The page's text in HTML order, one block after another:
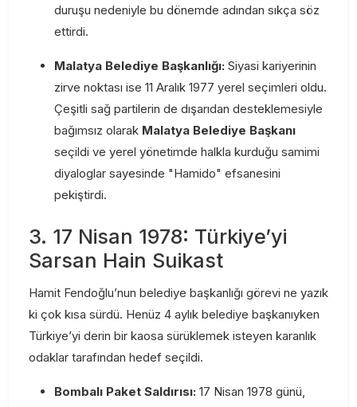
duruşu nedeniyle bu dönemde adından sıkça söz
ettirdi.
Malatya Belediye Başkanlığı: Siyasi kariyerinin
zirve noktası ise 11 Aralık 1977 yerel seçimleri oldu.
Çeşitli sağ partilerin de dışarıdan desteklemesiyle
bağımsız olarak Malatya Belediye Başkanı
seçildi ve yerel yönetimde halkla kurduğu samimi
diyaloglar sayesinde "Hamido" efsanesini
pekiştirdi.
3. 17 Nisan 1978: Türkiye’yi
Sarsan Hain Suikast
Hamit Fendoğlu’nun belediye başkanlığı görevi ne yazık
ki çok kısa sürdü. Henüz 4 aylık belediye başkanıyken
Türkiye’yi derin bir kaosa sürüklemek isteyen karanlık
odaklar tarafından hedef seçildi.
Bombalı Paket Saldırısı: 17 Nisan 1978 günü,